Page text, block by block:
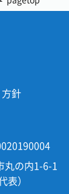
針
の内1-6-1
）